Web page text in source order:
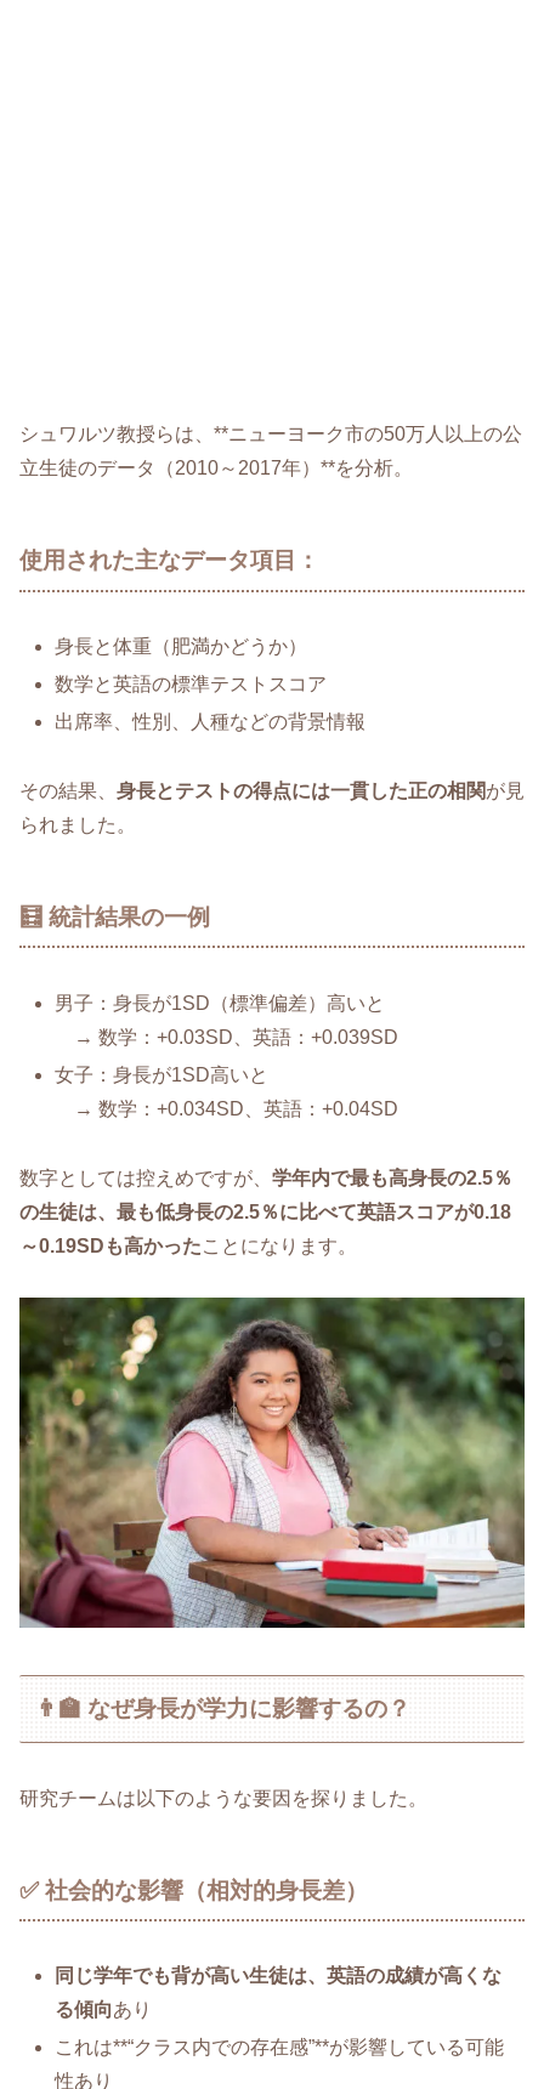
シュワルツ教授らは、**ニューヨーク市の50万人以上の公
立生徒のデータ（2010～2017年）**を分析。
使用された主なデータ項目：
身長と体重（肥満かどうか）
数学と英語の標準テストスコア
出席率、性別、人種などの背景情報
その結果、 身長とテストの得点には一貫した正の相関が見
られました。
🧮 統計結果の一例
男子：身長が1SD（標準偏差）高いと
→ 数学：+0.03SD、英語：+0.039SD
女子：身長が1SD高いと
→ 数学：+0.034SD、英語：+0.04SD
数字としては控えめですが、 学年内で最も高身長の2.5％
の生徒は、最も低身長の2.5％に比べて英語スコアが0.18
～0.19SDも高かったことになります。
👨‍🏫 なぜ身長が学力に影響するの？
研究チームは以下のような要因を探りました。
✅ 社会的な影響（相対的身長差）
同じ学年でも背が高い生徒は、英語の成績が高くな
る傾向あり
これは**“クラス内での存在感”**が影響している可能
性あり